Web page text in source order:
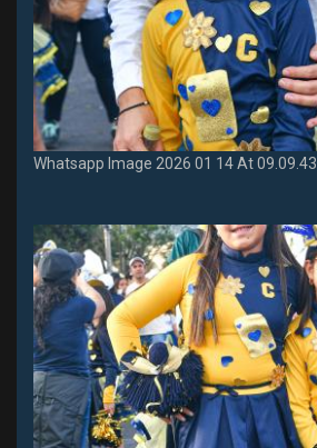
Whatsapp Image 2026 01 14 At 09.09.43